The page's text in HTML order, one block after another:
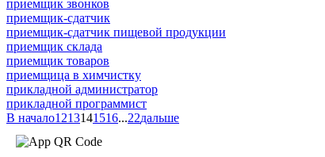
приемщик звонков
приемщик-сдатчик
приемщик-сдатчик пищевой продукции
приемщик склада
приемщик товаров
приемщица в химчистку
прикладной администратор
прикладной программист
В начало1213141516...22дальше